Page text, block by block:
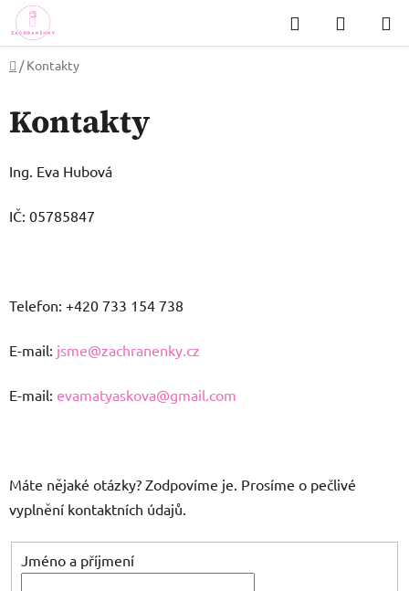
Přejít
na
obsah
Hledat
KOŠÍK
Domů
/ Kontakty
Kontakty
Ing. Eva Hubová
IČ: 05785847
Telefon: +420 733 154 738
E-mail: jsme@zachranenky.cz
E-mail: evamatyaskova@gmail.com
Máte nějaké otázky? Zodpovíme je. Prosíme o pečlivé
vyplnění kontaktních údajů.
Jméno a příjmení